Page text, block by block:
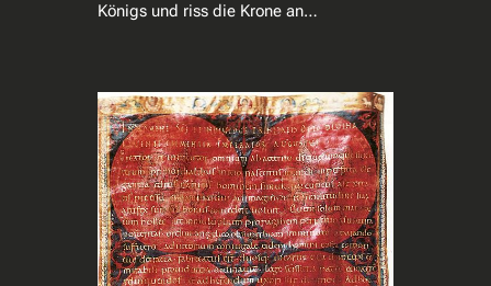
Königs und riss die Krone an…